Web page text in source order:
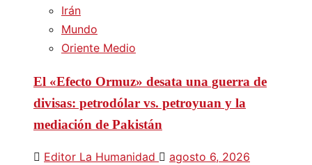
Irán
Mundo
Oriente Medio
El «Efecto Ormuz» desata una guerra de
divisas: petrodólar vs. petroyuan y la
mediación de Pakistán
Editor La Humanidad agosto 6, 2026